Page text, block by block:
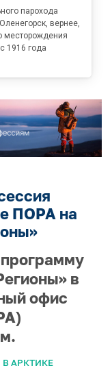
парохода
вернее,
месторождения
1916 года
ПОРА на
в
офис
АРКТИКЕ